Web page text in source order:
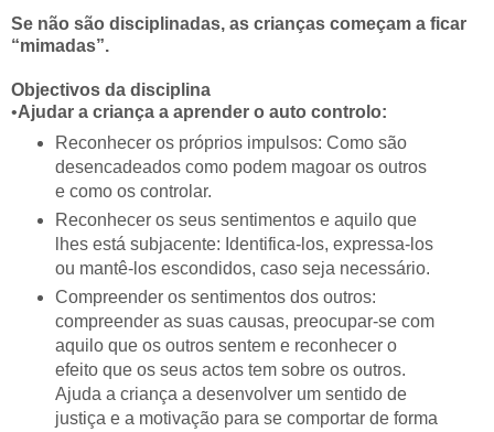
Se não são disciplinadas, as crianças começam a ficar
“mimadas”.
Objectivos da disciplina
•Ajudar a criança a aprender o auto controlo:
Reconhecer os próprios impulsos: Como são
desencadeados como podem magoar os outros
e como os controlar.
Reconhecer os seus sentimentos e aquilo que
lhes está subjacente: Identifica-los, expressa-los
ou mantê-los escondidos, caso seja necessário.
Compreender os sentimentos dos outros:
compreender as suas causas, preocupar-se com
aquilo que os outros sentem e reconhecer o
efeito que os seus actos tem sobre os outros.
Ajuda a criança a desenvolver um sentido de
justiça e a motivação para se comportar de forma